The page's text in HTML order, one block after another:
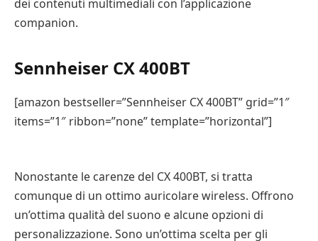
dei contenuti multimediali con l’applicazione
companion.
Sennheiser CX 400BT
[amazon bestseller=”Sennheiser CX 400BT” grid=”1″
items=”1″ ribbon=”none” template=”horizontal”]
Nonostante le carenze del CX 400BT, si tratta
comunque di un ottimo auricolare wireless. Offrono
un’ottima qualità del suono e alcune opzioni di
personalizzazione. Sono un’ottima scelta per gli